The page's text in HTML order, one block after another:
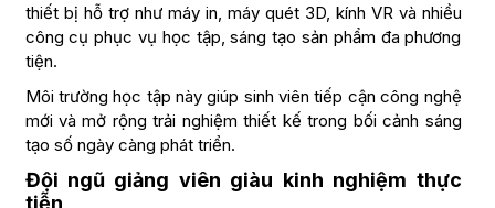
thiết bị hỗ trợ như máy in, máy quét 3D, kính VR và nhiều
công cụ phục vụ học tập, sáng tạo sản phẩm đa phương
tiện.
Môi trường học tập này giúp sinh viên tiếp cận công nghệ
mới và mở rộng trải nghiệm thiết kế trong bối cảnh sáng
tạo số ngày càng phát triển.
Đội ngũ giảng viên giàu kinh nghiệm thực
tiễn